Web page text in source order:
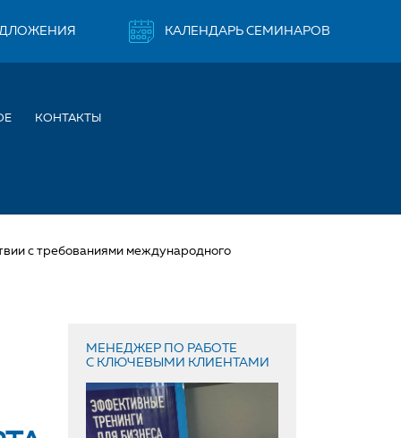
КАЛЕНДАРЬ СЕМИНАРОВ
КОНТАКТЫ
с требованиями международного
МЕНЕДЖЕР ПО РАБОТЕ
С КЛЮЧЕВЫМИ КЛИЕНТАМИ